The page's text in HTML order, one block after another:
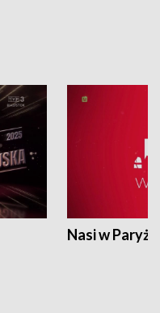
Nasi w Paryżu